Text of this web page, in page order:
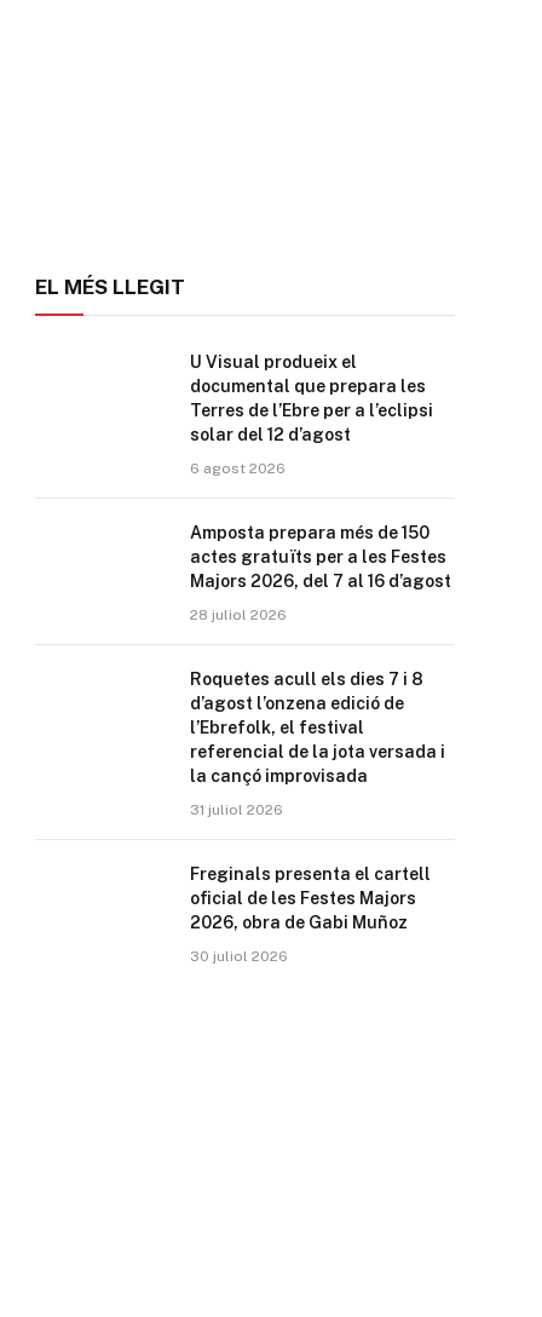
EL MÉS LLEGIT
U Visual produeix el
documental que prepara les
Terres de l’Ebre per a l’eclipsi
solar del 12 d’agost
6 agost 2026
Amposta prepara més de 150
actes gratuïts per a les Festes
Majors 2026, del 7 al 16 d’agost
28 juliol 2026
Roquetes acull els dies 7 i 8
d’agost l’onzena edició de
l’Ebrefolk, el festival
referencial de la jota versada i
la cançó improvisada
31 juliol 2026
Freginals presenta el cartell
oficial de les Festes Majors
2026, obra de Gabi Muñoz
30 juliol 2026